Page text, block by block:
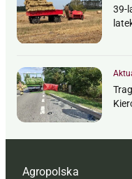
39-
Agropolska